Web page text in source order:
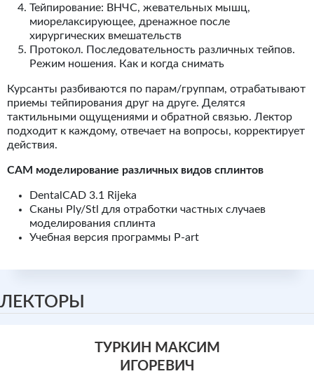
Тейпирование: ВНЧС, жевательных мышц,
миорелаксирующее, дренажное после
хирургических вмешательств
Протокол. Последовательность различных тейпов.
Режим ношения. Как и когда снимать
Курсанты разбиваются по парам/группам, отрабатывают
приемы тейпирования друг на друге. Делятся
тактильными ощущениями и обратной связью. Лектор
подходит к каждому, отвечает на вопросы, корректирует
действия.
CAM моделирование различных видов сплинтов
DentalCAD 3.1 Rijeka
Сканы Ply/Stl для отработки частных случаев
моделирования сплинта
Учебная версия программы P-art
ЛЕКТОРЫ
ТУРКИН МАКСИМ
ИГОРЕВИЧ